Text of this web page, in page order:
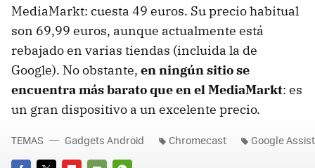
MediaMarkt: cuesta 49 euros. Su precio habitual
son 69,99 euros, aunque actualmente está
rebajado en varias tiendas (incluida la de
Google). No obstante, en ningún sitio se
encuentra más barato que en el MediaMarkt: es
un gran dispositivo a un excelente precio.
TEMAS Gadgets Android Chromecast Google